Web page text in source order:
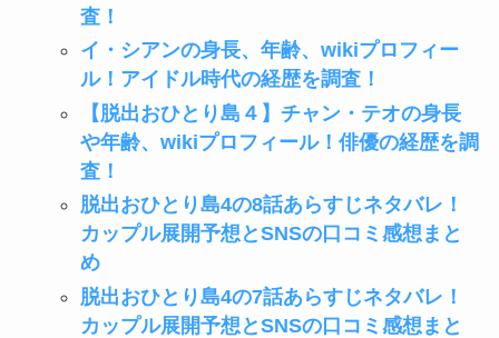
査！
イ・シアンの身長、年齢、wikiプロフィー
ル！アイドル時代の経歴を調査！
【脱出おひとり島４】チャン・テオの身長
や年齢、wikiプロフィール！俳優の経歴を調
査！
脱出おひとり島4の8話あらすじネタバレ！
カップル展開予想とSNSの口コミ感想まと
め
脱出おひとり島4の7話あらすじネタバレ！
カップル展開予想とSNSの口コミ感想まと